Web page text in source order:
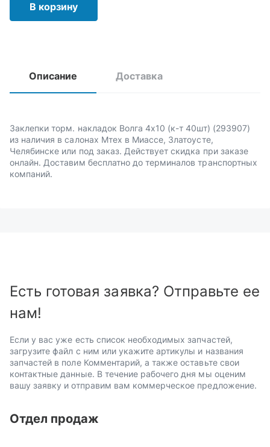
В корзину
Описание Доставка
Заклепки торм. накладок Волга 4х10 (к-т 40шт) (293907)
из наличия в салонах Мтех в Миассе, Златоусте,
Челябинске или под заказ. Действует скидка при заказе
онлайн. Доставим бесплатно до терминалов транспортных
компаний.
Есть готовая заявка? Отправьте ее
нам!
Если у вас уже есть список необходимых запчастей,
загрузите файл с ним или укажите артикулы и названия
запчастей в поле Комментарий, а также оставьте свои
контактные данные. В течение рабочего дня мы оценим
вашу заявку и отправим вам коммерческое предложение.
Отдел продаж